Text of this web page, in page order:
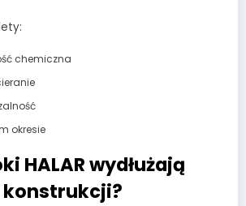
chemiczna
okresie
HALAR wydłużają